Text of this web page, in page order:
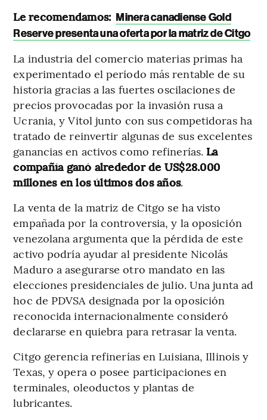
Le recomendamos: Minera canadiense Gold
Reserve presenta una oferta por la matriz de Citgo
La industria del comercio materias primas ha
experimentado el período más rentable de su
historia gracias a las fuertes oscilaciones de
precios provocadas por la invasión rusa a
Ucrania, y Vitol junto con sus competidoras ha
tratado de reinvertir algunas de sus excelentes
ganancias en activos como refinerías. La
compañía ganó alrededor de US$28.000
millones en los últimos dos años.
La venta de la matriz de Citgo se ha visto
empañada por la controversia, y la oposición
venezolana argumenta que la pérdida de este
activo podría ayudar al presidente Nicolás
Maduro a asegurarse otro mandato en las
elecciones presidenciales de julio. Una junta ad
hoc de PDVSA designada por la oposición
reconocida internacionalmente consideró
declararse en quiebra para retrasar la venta.
Citgo gerencia refinerías en Luisiana, Illinois y
Texas, y opera o posee participaciones en
terminales, oleoductos y plantas de
lubricantes.